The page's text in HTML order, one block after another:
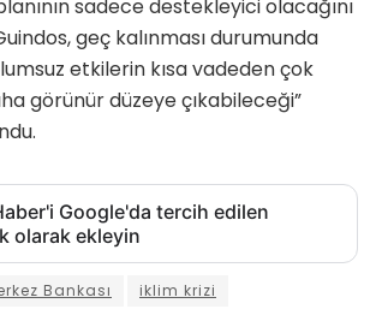
sadece destekleyici olacağını
geç kalınması durumunda
etkilerin kısa vadeden çok
görünür düzeye çıkabileceği”
Google'da tercih edilen
olarak ekleyin
Bankası iklim krizi